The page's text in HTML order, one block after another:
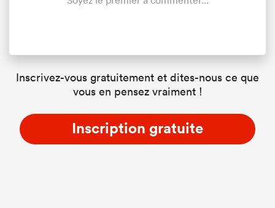
Inscrivez-vous gratuitement et dites-nous ce que
vous en pensez vraiment !
Inscription gratuite